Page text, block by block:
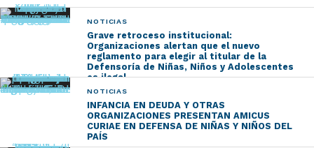
niñas y adolescentes de la comunidad Wichi. Por el contrario, las
medidas de aislamiento social han profundizado la ausencia
estatal denunciada, ofreciendo un contexto en que se producen
nuevas y graves vulneraciones a sus derechos de muy costosa
reparación y en el que podrían producirse nuevas muertes
Los tratados internacionales de derechos humanos con jerarquía
NOTICIAS
Grave retroceso institucional:
Organizaciones alertan que el nuevo
reglamento para elegir al titular de la
Defensoría de Niñas, Niños y Adolescentes
es ilegal
NOTICIAS
INFANCIA EN DEUDA Y OTRAS
ORGANIZACIONES PRESENTAN AMICUS
CURIAE EN DEFENSA DE NIÑAS Y NIÑOS DEL
PAÍS